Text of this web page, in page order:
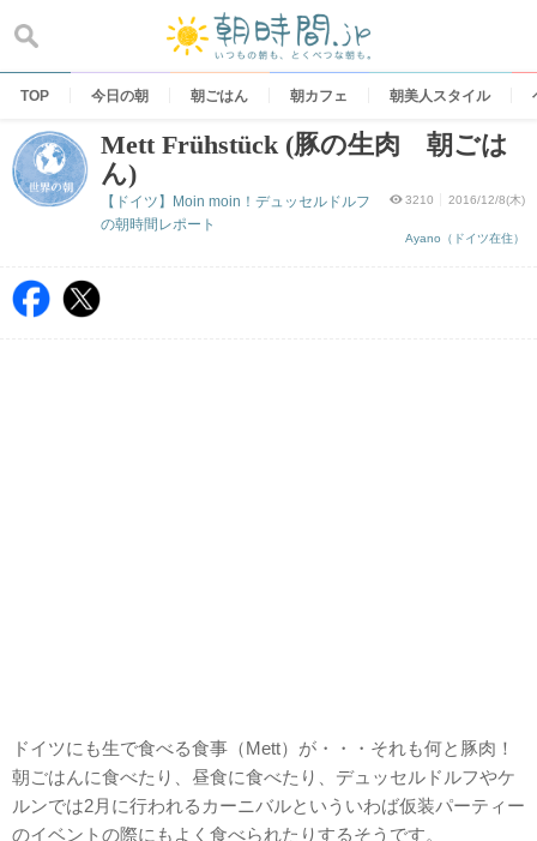
content
TOP 今日の朝 朝ごはん 朝カフェ 朝美人スタイル
Mett Frühstück (豚の生肉 朝ごは
ん)
3210 2016/12/8(木)
Ayano（ドイツ在住）
【ドイツ】Moin moin！デュッセルドルフ
の朝時間レポート
ドイツにも生で食べる食事（Mett）が・・・それも何と豚肉！
朝ごはんに食べたり、昼食に食べたり、デュッセルドルフやケ
ルンでは2月に行われるカーニバルといういわば仮装パーティー
のイベントの際にもよく食べられたりするそうです。